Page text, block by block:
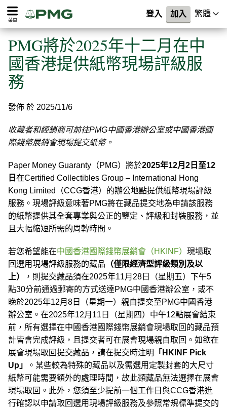
菜單
登入 加入 繁體
PMG將於2025年十二月在中
國香港提供紙幣現場評級服
務
發佈 於 2025/11/6
收藏者和經銷商可前往PMG中國香港辦公室或中國香港國
際錢幣展銷會現場提交紙幣。
Paper Money Guaranty（PMG）將於2025年12月2日至12
日 在Certified Collectibles Group – International Hong
Kong Limited（CCG香港）的辦公地點提供紙幣現場評級
服務。現場評級意味著PMG將在藏品提交地為申請該服務
的紙幣提供其全套專業與公正的鑒定、評級和封裝服務，並
且大幅縮短所需的周轉時間。
若您希望能在中國香港國際錢幣展銷會（HKINF） 現場取
回選用現場評級服務的藏品 （僅限經濟型評級類別及以
上）
，則提交藏品須在2025年11月28日（星期五）下午5
點30分前通過郵寄的方式送達PMG中國香港辦公室，或不
晚於2025年12月8日（星期一）親自提交至PMG中國香港
辦公室。在2025年12月11日（星期四）中午12點展會結束
前，所有選擇在中國香港國際錢幣展銷會現場取回的藏品預
計皆會完成評級，且提交者可在展會現場親自取回。如欲在
展會現場取回提交藏品，請在提交時注明
「HKINF Pick
Up」
。某些較為特殊的藏品以及需選用定製封套的大尺寸
紙幣可能需要額外的處理時間，故此類藏品無法選擇在展會
現場取回。此外，您須至少提前一個工作日與CCG香港進
行確認以申請取回選用現場評級服務及參照常規標準提交的